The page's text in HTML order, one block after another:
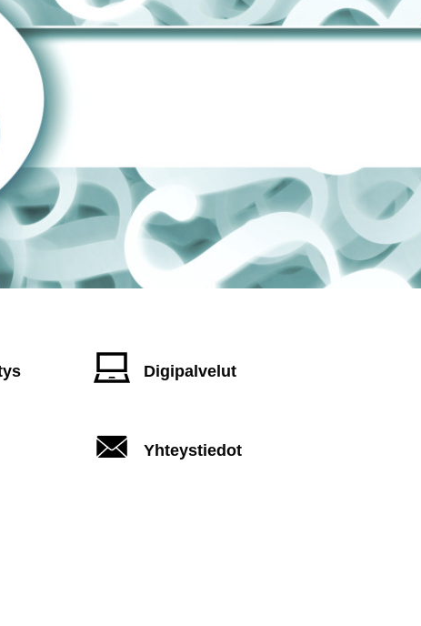
Digipalvelut
Yhteystiedot